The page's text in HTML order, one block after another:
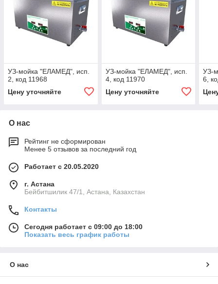
УЗ-мойка "ЕЛАМЕД", исп.
2, код 11968
Цену уточняйте
УЗ-мойка "ЕЛАМЕД", исп.
4, код 11970
Цену уточняйте
УЗ-
6,
О нас
Рейтинг не сформирован
Менее 5 отзывов за последний год
Работает с 20.05.2020
г. Астана
Бейбитшилик 47/1, Астана, Казахстан
Контакты
Сегодня работает с 09:00 до 18:00
Показать весь график работы
О нас